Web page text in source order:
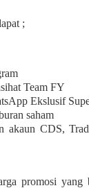
;
Team FY
Ekslusif
saham
akaun CDS,
promosi